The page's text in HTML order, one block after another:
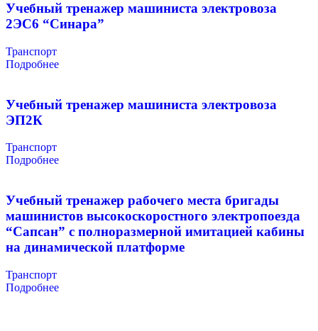
Учебный тренажер машиниста электровоза
2ЭС6 “Синара”
Транспорт
Подробнее
Учебный тренажер машиниста электровоза
ЭП2К
Транспорт
Подробнее
Учебный тренажер рабочего места бригады
машинистов высокоскоростного электропоезда
“Сапсан” с полноразмерной имитацией кабины
на динамической платформе
Транспорт
Подробнее